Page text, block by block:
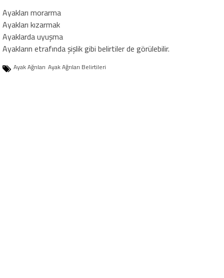
Ayakları morarma
Ayakları kızarmak
Ayaklarda uyuşma
Ayakların etrafında şişlik gibi belirtiler de görülebilir.
Ayak Ağrıları Ayak Ağrıları Belirtileri